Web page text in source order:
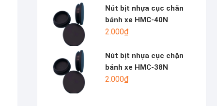
Nút bịt nhựa cục chắn
bánh xe HMC-40N
2.000₫
Nút bịt nhựa cục chặn
bánh xe HMC-38N
2.000₫